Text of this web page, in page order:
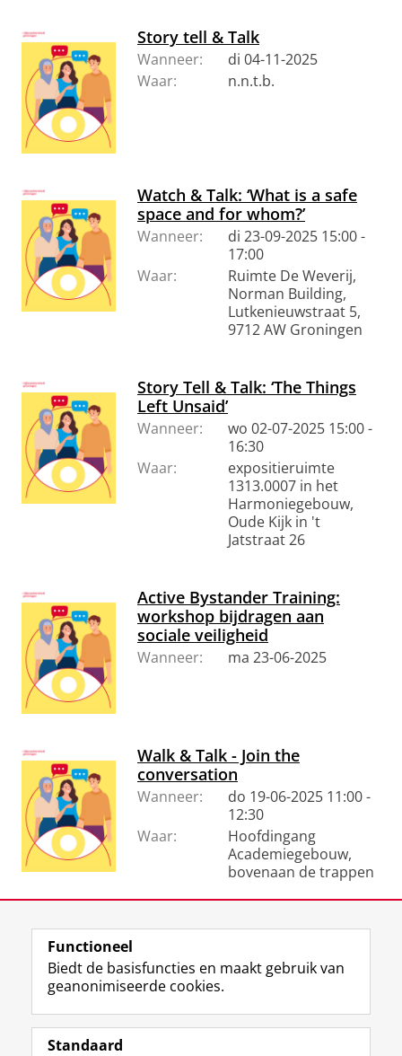
Story tell & Talk
Wanneer:
di 04-11-2025
Waar:
n.n.t.b.
Watch & Talk: ‘What is a safe
space and for whom?’
Wanneer:
di 23-09-2025 15:00 -
17:00
Waar:
Ruimte De Weverij,
Norman Building,
Lutkenieuwstraat 5,
9712 AW Groningen
Story Tell & Talk: ‘The Things
Left Unsaid’
Wanneer:
wo 02-07-2025 15:00 -
16:30
Waar:
expositieruimte
1313.0007 in het
Harmoniegebouw,
Oude Kijk in 't
Jatstraat 26
Active Bystander Training:
workshop bijdragen aan
sociale veiligheid
Wanneer: ma 23-06-2025
Walk & Talk - Join the
conversation
Wanneer:
do 19-06-2025 11:00 -
12:30
Waar:
Hoofdingang
Academiegebouw,
bovenaan de trappen
View this page in:English
Volg de RUG
F
a
L
i
R
S
I
n
Y
o
Functioneel
Biedt de basisfuncties en maakt gebruik van
geanonimiseerde cookies.
Standaard